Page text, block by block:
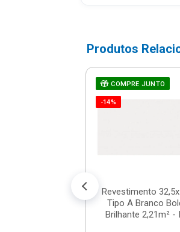
Produtos
COMPRE JUNTO
-14%
Revestimento
Tipo A Branco
Brilhante 2,21m² -